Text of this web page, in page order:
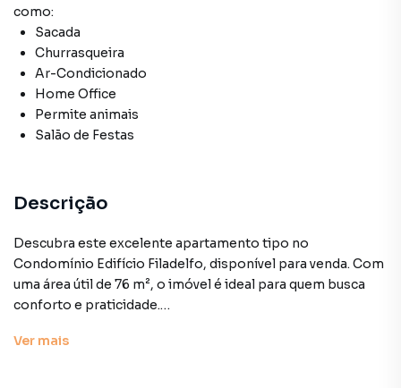
como:
Sacada
Churrasqueira
Ar-Condicionado
Home Office
Permite animais
Salão de Festas
Descrição
Descubra este excelente apartamento tipo no
Condomínio Edifício Filadelfo, disponível para venda. Com
uma área útil de 76 m², o imóvel é ideal para quem busca
conforto e praticidade.
Localizado no 5º andar, o apartamento conta com 1 quarto,
Ver mais